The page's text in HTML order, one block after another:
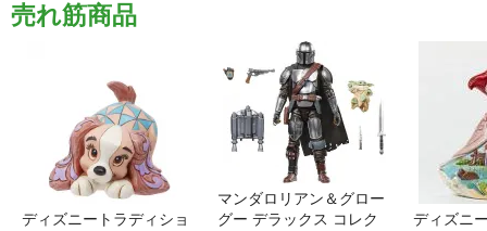
売れ筋商品
ディズニートラディショ
マンダロリアン＆グロー
グー デラックス コレク
ディズニ